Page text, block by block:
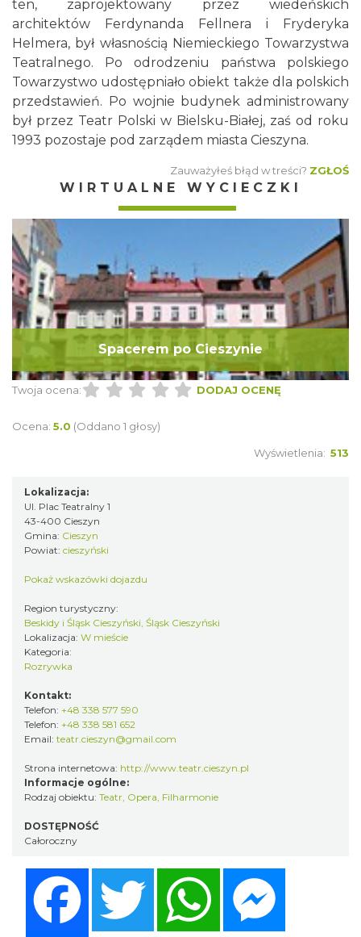
ten, zaprojektowany przez wiedeńskich
architektów Ferdynanda Fellnera i Fryderyka
Helmera, był własnością Niemieckiego Towarzystwa
Teatralnego. Po odrodzeniu państwa polskiego
Towarzystwo udostępniało obiekt także dla polskich
przedstawień. Po wojnie budynek administrowany
był przez Teatr Polski w Bielsku-Białej, zaś od roku
1993 pozostaje pod zarządem miasta Cieszyna.
Zauważyłeś błąd w treści? ZGŁOŚ
WIRTUALNE WYCIECZKI
Spacerem po Cieszynie
Twoja ocena: DODAJ OCENĘ
Ocena: 5.0 (Oddano 1 głosy)
Wyświetlenia: 513
Lokalizacja:
Ul. Plac Teatralny 1
43-400 Cieszyn
Gmina: Cieszyn
Powiat: cieszyński
Pokaż wskazówki dojazdu
Region turystyczny:
Beskidy i Śląsk Cieszyński, Śląsk Cieszyński
Lokalizacja: W mieście
Kategoria:
Rozrywka
Kontakt:
Telefon: +48 338 577 590
Telefon: +48 338 581 652
Email: teatr.cieszyn@gmail.com
Strona internetowa: http://www.teatr.cieszyn.pl
Informacje ogólne:
Rodzaj obiektu: Teatr, Opera, Filharmonie
DOSTĘPNOŚĆ
Całoroczny
Twitter WhatsApp